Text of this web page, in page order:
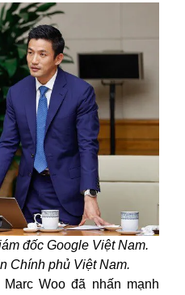
đốc Google Việt Nam.
Chính phủ Việt Nam.
Woo đã nhấn mạnh